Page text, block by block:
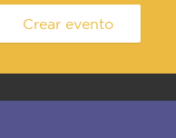
Crear evento